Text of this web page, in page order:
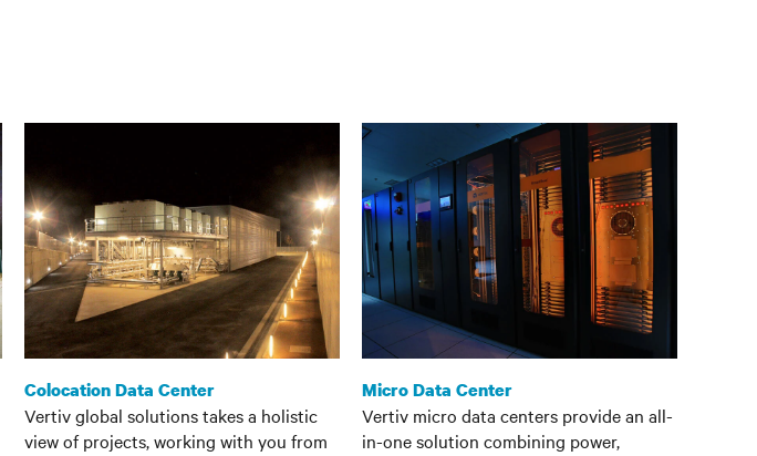
Colocation Data Center
Vertiv global solutions takes a holistic
view of projects, working with you from
Micro Data Center
Vertiv micro data centers provide an all-
in-one solution combining power,